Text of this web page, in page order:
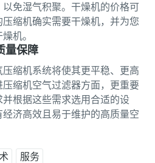
免湿气积聚。干燥机的价格可
缩机确实需要干燥机，并为您
机。
量保障
缩机系统将使其更平稳、更高
缩机空气过滤器方面，更重要
根据这些需求选用合适的设
济高效且易于维护的高质量空
服务